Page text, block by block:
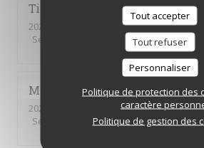
Tout accepter
Tout refuser
Personnaliser
Politique de protection des
caractère
Politique de gestion des
Tina Maria De FatimaM
2025-12-03
- 12:45 - Couverts 3
Service
Ambiance :5/5 Cuisine: 5
M
2025-12-02
- 19:00 - Couverts 2
Service
Ambiance :5/5 Cuisine:5 /